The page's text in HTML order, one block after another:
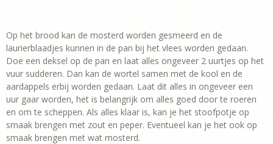
Op het brood kan de mosterd worden gesmeerd en de
laurierblaadjes kunnen in de pan bij het vlees worden gedaan.
Doe een deksel op de pan en laat alles ongeveer 2 uurtjes op het
vuur sudderen. Dan kan de wortel samen met de kool en de
aardappels erbij worden gedaan. Laat dit alles in ongeveer een
uur gaar worden, het is belangrijk om alles goed door te roeren
en om te scheppen. Als alles klaar is, kan je het stoofpotje op
smaak brengen met zout en peper. Eventueel kan je het ook op
smaak brengen met wat mosterd.